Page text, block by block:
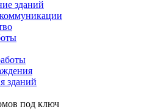
зданий
зданий